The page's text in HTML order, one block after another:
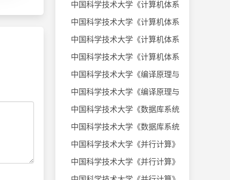
中国科学技术大学《计算机体系结构
中国科学技术大学《计算机体系结构
中国科学技术大学《计算机体系结构
中国科学技术大学《计算机体系结构
中国科学技术大学《编译原理与技术
中国科学技术大学《编译原理与技术
中国科学技术大学《数据库系统及应
中国科学技术大学《数据库系统及应
中国科学技术大学《并行计算》考试
中国科学技术大学《并行计算》考试